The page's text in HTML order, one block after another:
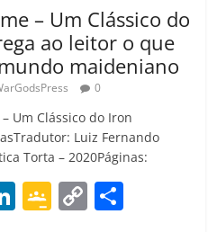
– Um Clássico do
ao leitor o que
maideniano
0
Um Clássico do Iron
Luiz Fernando
Torta – 2020Páginas:
Li G C